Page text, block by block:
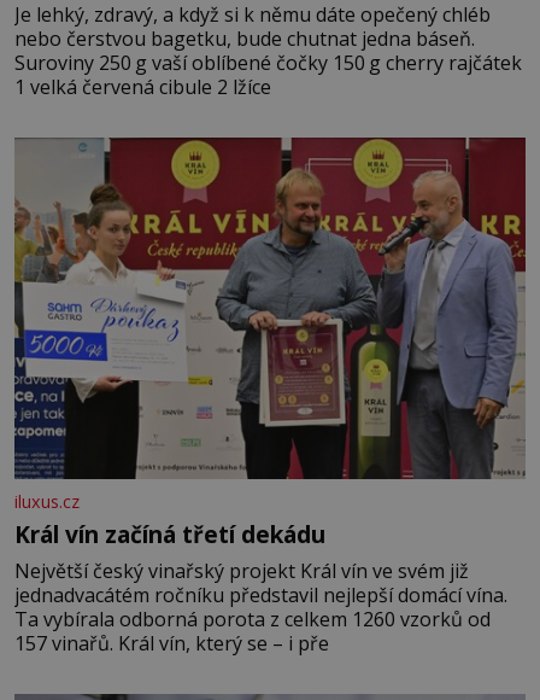
Je lehký, zdravý, a když si k němu dáte opečený chléb
nebo čerstvou bagetku, bude chutnat jedna báseň.
Suroviny 250 g vaší oblíbené čočky 150 g cherry rajčátek
1 velká červená cibule 2 lžíce
iluxus.cz
Král vín začíná třetí dekádu
Největší český vinařský projekt Král vín ve svém již
jednadvacátém ročníku představil nejlepší domácí vína.
Ta vybírala odborná porota z celkem 1260 vzorků od
157 vinařů. Král vín, který se – i pře